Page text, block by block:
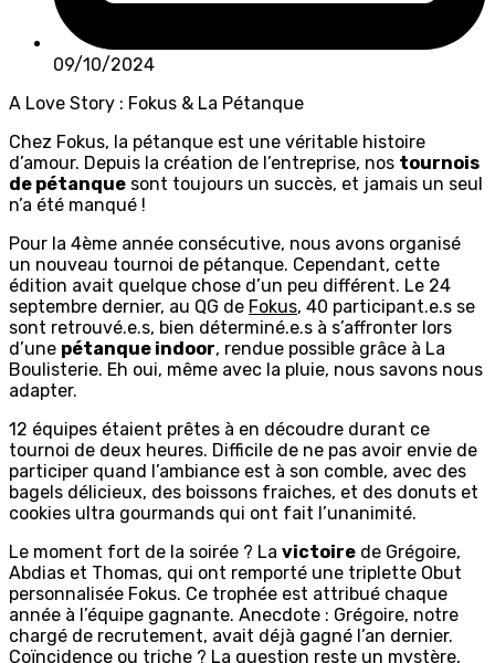
09/10/2024
A Love Story : Fokus & La Pétanque
Chez Fokus, la pétanque est une véritable histoire
d’amour. Depuis la création de l’entreprise, nos tournois
de pétanque sont toujours un succès, et jamais un seul
n’a été manqué !
Pour la 4ème année consécutive, nous avons organisé
un nouveau tournoi de pétanque. Cependant, cette
édition avait quelque chose d’un peu différent. Le 24
septembre dernier, au QG de Fokus, 40 participant.e.s se
sont retrouvé.e.s, bien déterminé.e.s à s’affronter lors
d’une pétanque indoor, rendue possible grâce à La
Boulisterie. Eh oui, même avec la pluie, nous savons nous
adapter.
12 équipes étaient prêtes à en découdre durant ce
tournoi de deux heures. Difficile de ne pas avoir envie de
participer quand l’ambiance est à son comble, avec des
bagels délicieux, des boissons fraiches, et des donuts et
cookies ultra gourmands qui ont fait l’unanimité.
Le moment fort de la soirée ? La victoire de Grégoire,
Abdias et Thomas, qui ont remporté une triplette Obut
personnalisée Fokus. Ce trophée est attribué chaque
année à l’équipe gagnante. Anecdote : Grégoire, notre
chargé de recrutement, avait déjà gagné l’an dernier.
Coïncidence ou triche ? La question reste un mystère,